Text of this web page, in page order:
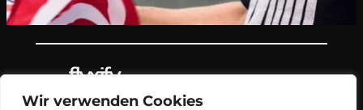
Wir verwenden Cookies